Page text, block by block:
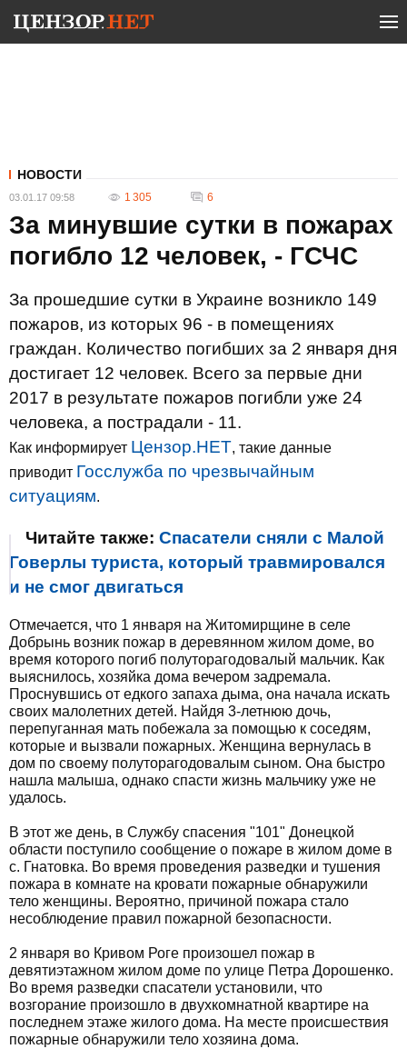
НОВОСТИ
03.01.17 09:58 1 305 6
За минувшие сутки в пожарах
погибло 12 человек, - ГСЧС
За прошедшие сутки в Украине возникло 149
пожаров, из которых 96 - в помещениях
граждан. Количество погибших за 2 января дня
достигает 12 человек. Всего за первые дни
2017 в результате пожаров погибли уже 24
человека, а пострадали - 11.
Как информирует Цензор.НЕТ, такие данные
приводит Госслужба по чрезвычайным
ситуациям.
Читайте также: Спасатели сняли с Малой
Говерлы туриста, который травмировался
и не смог двигаться
Отмечается, что 1 января на Житомирщине в селе
Добрынь возник пожар в деревянном жилом доме, во
время которого погиб полуторагодовалый мальчик. Как
выяснилось, хозяйка дома вечером задремала.
Проснувшись от едкого запаха дыма, она начала искать
своих малолетних детей. Найдя 3-летнюю дочь,
перепуганная мать побежала за помощью к соседям,
которые и вызвали пожарных. Женщина вернулась в
дом по своему полуторагодовалым сыном. Она быстро
нашла малыша, однако спасти жизнь мальчику уже не
удалось.
В этот же день, в Службу спасения "101" Донецкой
области поступило сообщение о пожаре в жилом доме в
с. Гнатовка. Во время проведения разведки и тушения
пожара в комнате на кровати пожарные обнаружили
тело женщины. Вероятно, причиной пожара стало
несоблюдение правил пожарной безопасности.
2 января во Кривом Роге произошел пожар в
девятиэтажном жилом доме по улице Петра Дорошенко.
Во время разведки спасатели установили, что
возгорание произошло в двухкомнатной квартире на
последнем этаже жилого дома. На месте происшествия
пожарные обнаружили тело хозяина дома.